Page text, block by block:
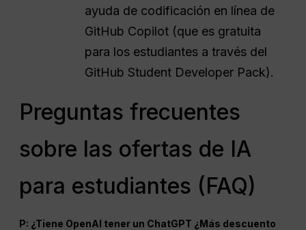
ayuda de codificación en línea de
GitHub Copilot (que es gratuita
para los estudiantes a través del
GitHub Student Developer Pack).
Preguntas frecuentes
sobre las ofertas de IA
para estudiantes (FAQ)
P: ¿Tiene OpenAI tener un ChatGPT ¿Más descuento